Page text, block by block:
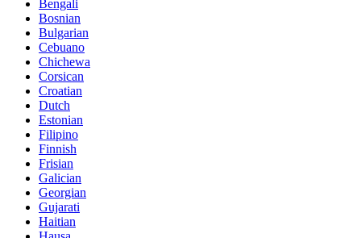
Bengali
Bosnian
Bulgarian
Cebuano
Chichewa
Corsican
Croatian
Dutch
Estonian
Filipino
Finnish
Frisian
Galician
Georgian
Gujarati
Haitian